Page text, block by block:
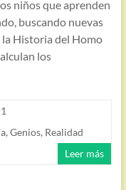
niños que aprenden
buscando nuevas
la Historia del Homo
los
, Genios, Realidad
Leer más